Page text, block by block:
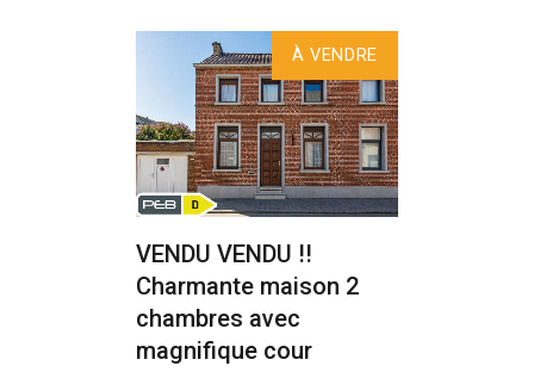
À VENDRE
VENDU VENDU !!
Charmante maison 2
chambres avec
magnifique cour